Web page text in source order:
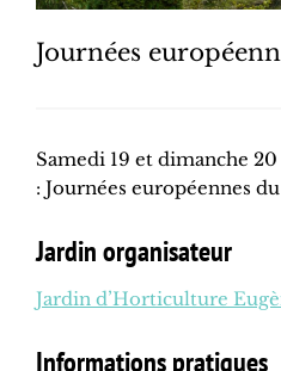
Journées
Samedi 19 et dimanche
: Journées européennes
Jardin organisateur
Jardin d’Horticulture
Informations pratiques